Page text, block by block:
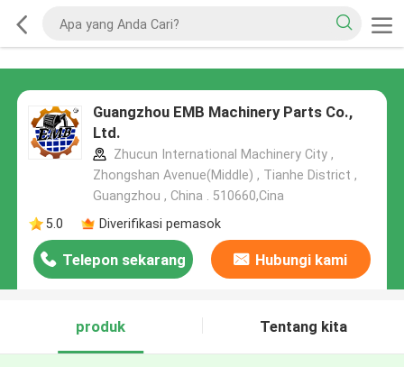
Guangzhou EMB Machinery Parts Co.,
Ltd.
Zhucun International Machinery City ,
Zhongshan Avenue(Middle) , Tianhe District ,
Guangzhou , China . 510660,Cina
5.0
Diverifikasi pemasok
Telepon sekarang Hubungi kami
produk Tentang kita